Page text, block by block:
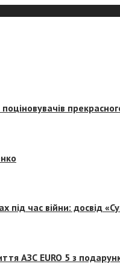
час війни: досвід
АЗС EURO 5 з